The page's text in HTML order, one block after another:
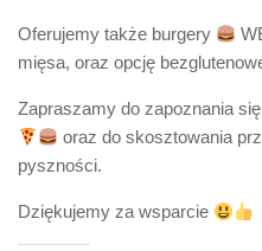
Oferujemy także burgery
mięsa, oraz opcję
Zapraszamy do zapoznania
oraz do skosztowania
pyszności.
Dziękujemy za wsparcie